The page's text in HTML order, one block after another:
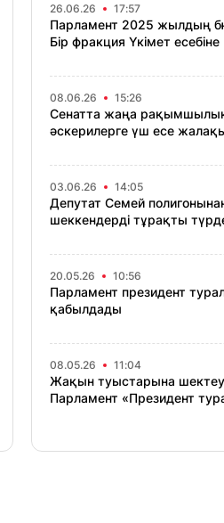
26.06.26 17:57
Парламент 2025 жылдың
Бір фракция Үкімет
08.06.26 15:26
Сенатта жаңа
әскерилерге үш есе
03.06.26 14:05
Депутат Семей
шеккендерді тұрақты
20.05.26 10:56
Парламент президент
қабылдады
08.05.26 11:04
Жақын туыстарына
Парламент «Президент